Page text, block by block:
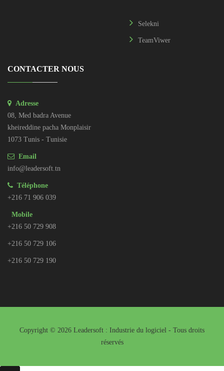
Selekni
TeamViwer
CONTACTER NOUS
Adresse
08, Med badra Avenue
kheireddine pacha Monplaisir
1073 Tunis - Tunisie
Email
info@leadersoft.tn
Téléphone
+216 71 906 039
Mobile
+216 50 729 908
+216 50 729 106
+216 50 729 190
Copyright © 2026 Leadersoft : Industrie du logiciel - Tous droits
réservés